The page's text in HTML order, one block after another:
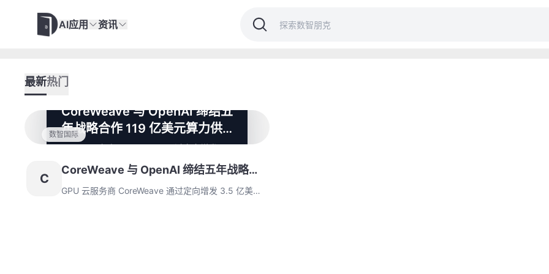
AI应用 资讯
最新热门
数智国际
CoreWeave 与 OpenAI 缔结五
年战略合作 119 亿美元算力供
应体系浮出水面
GPU 云服务商 CoreWeave 通过定向增发
绑定，其搭载英伟达技术的混合云架构将部署
超 10 万块 H100 GPU。该交易创新性采用基
础设施服务 + 股权置换模式，为 CoreWeave
C
CoreWeave 与 OpenAI 缔结五年战略合
作 119 亿美元算力供应体系浮出水面
GPU 云服务商 CoreWeave 通过定向增发 3.5 亿美元